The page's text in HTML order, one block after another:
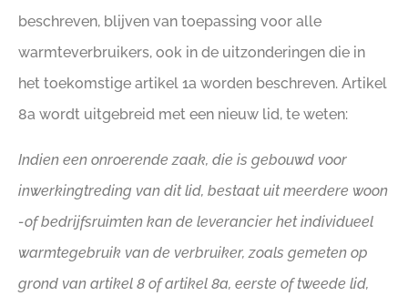
beschreven, blijven van toepassing voor alle
warmteverbruikers, ook in de uitzonderingen die in
het toekomstige artikel 1a worden beschreven. Artikel
8a wordt uitgebreid met een nieuw lid, te weten:
Indien een onroerende zaak, die is gebouwd voor
inwerkingtreding van dit lid, bestaat uit meerdere woon
-of bedrijfsruimten kan de leverancier het individueel
warmtegebruik van de verbruiker, zoals gemeten op
grond van artikel 8 of artikel 8a, eerste of tweede lid,